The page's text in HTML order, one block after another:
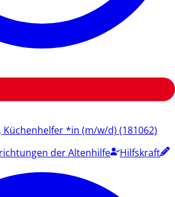
*in (m/w/d) (181062)
der Altenhilfe
Hilfskraft